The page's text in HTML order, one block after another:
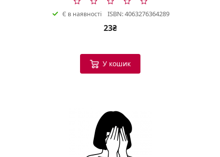
Є в наявності ISBN: 4063276364289
23₴
У кошик